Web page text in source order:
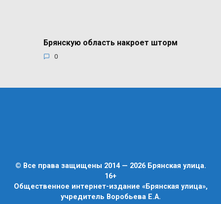
Брянскую область накроет шторм
0
© Все права защищены 2014 — 2026 Брянская улица.
16+
Общественное интернет-издание «Брянская улица»,
учредитель Воробьева Е.А.